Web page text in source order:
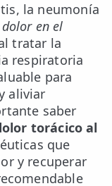
la neumonía
dolor en el
tratar la
respiratoria
para
aliviar
saber
torácico al
que
y recuperar